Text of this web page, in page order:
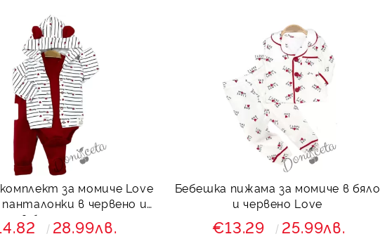
за момиче Love
в червено и
в бяло с надписи и
на ушички
28.99лв.
Бебешка пижама за момиче в бяло
и червено Love
€13.29 25.99лв.